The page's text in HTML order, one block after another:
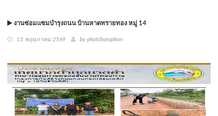
งานซ่อมแซมบำรุงถนน บ้านหาดทรายทอง หมู่ 14
15 พฤษภาคม 2569 by phatcharaphon